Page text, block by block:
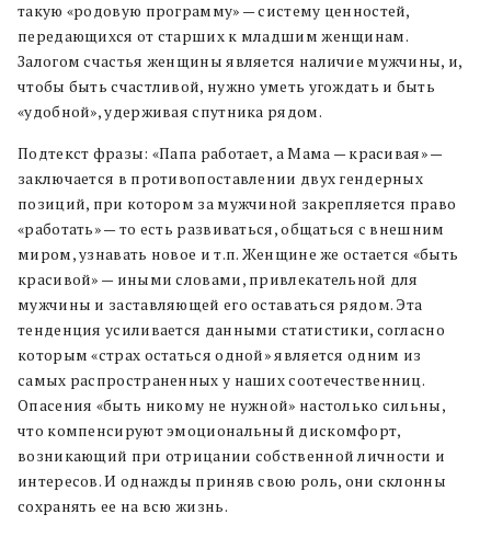
такую «родовую программу» — систему ценностей,
передающихся от старших к младшим женщинам.
Залогом счастья женщины является наличие мужчины, и,
чтобы быть счастливой, нужно уметь угождать и быть
«удобной», удерживая спутника рядом.
Подтекст фразы: «Папа работает, а Мама — красивая» —
заключается в противопоставлении двух гендерных
позиций, при котором за мужчиной закрепляется право
«работать» — то есть развиваться, общаться с внешним
миром, узнавать новое и т.п. Женщине же остается «быть
красивой» — иными словами, привлекательной для
мужчины и заставляющей его оставаться рядом. Эта
тенденция усиливается данными статистики, согласно
которым «страх остаться одной» является одним из
самых распространенных у наших соотечественниц.
Опасения «быть никому не нужной» настолько сильны,
что компенсируют эмоциональный дискомфорт,
возникающий при отрицании собственной личности и
интересов. И однажды приняв свою роль, они склонны
сохранять ее на всю жизнь.